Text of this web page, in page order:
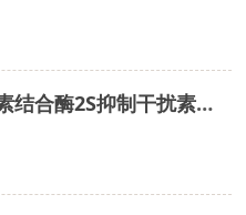
研究揭示泛素结合酶2S抑制干扰素产生关键机制